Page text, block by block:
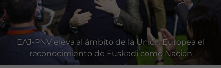
EAJ-PNV eleva al ámbito de la Unión Europea el
reconocimiento de Euskadi como Nación